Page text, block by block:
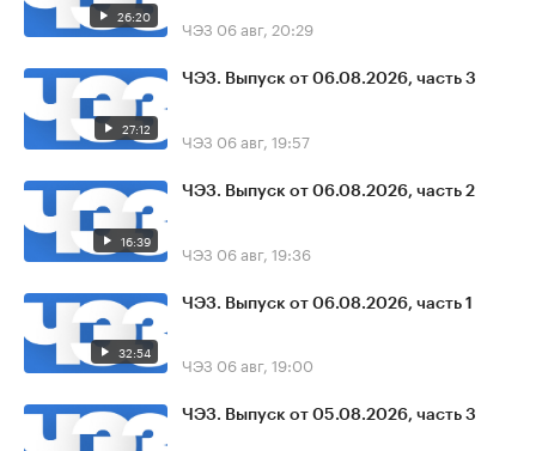
26:20 ЧЭЗ 06 авг, 20:29
27:12
ЧЭЗ. Выпуск от 06.08.2026, часть 3
ЧЭЗ 06 авг, 19:57
16:39
ЧЭЗ. Выпуск от 06.08.2026, часть 2
ЧЭЗ 06 авг, 19:36
32:54
ЧЭЗ. Выпуск от 06.08.2026, часть 1
ЧЭЗ 06 авг, 19:00
ЧЭЗ. Выпуск от 05.08.2026, часть 3